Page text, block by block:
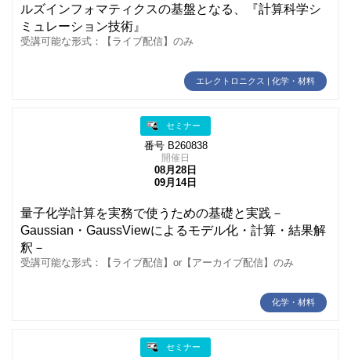
ルズインフォマティクスの基盤となる、『計算科学シ
ミュレーション技術』
受講可能な形式：【ライブ配信】のみ
エレクトロニクス | 化学・材料
セミナー
番号 B260838
開催日
08月28日
09月14日
量子化学計算を実務で使うための基礎と実践－
Gaussian・GaussViewによるモデル化・計算・結果解
釈－
受講可能な形式：【ライブ配信】or【アーカイブ配信】のみ
化学・材料
セミナー